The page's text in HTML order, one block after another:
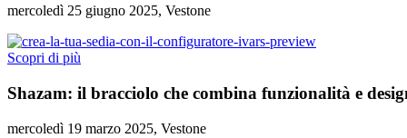
mercoledì 25 giugno 2025, Vestone
Scopri di più
Shazam: il bracciolo che combina funzionalità e
mercoledì 19 marzo 2025, Vestone